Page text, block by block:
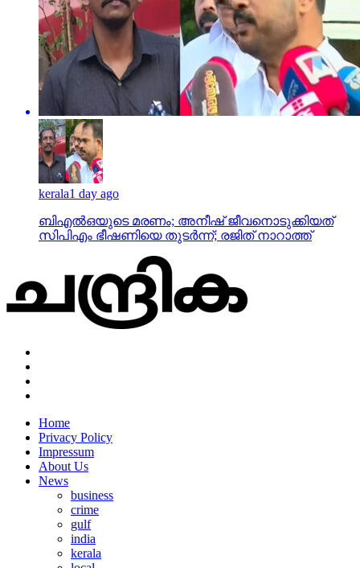
kerala1 day ago
ബിഎല്‍ഒയുടെ മരണം; അനീഷ് ജീവനൊടുക്കിയത്
സിപിഎം ഭീഷണിയെ തുടര്‍ന്ന്; രജിത് നാറാത്ത്
Home
Privacy Policy
Impressum
About Us
News
business
crime
gulf
india
kerala